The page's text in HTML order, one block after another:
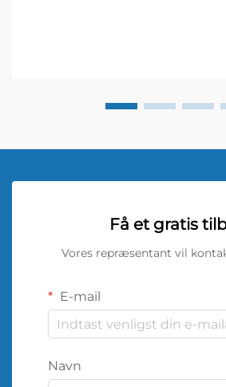
Få et gratis
Vores repræsentant vil
E-mail
Navn